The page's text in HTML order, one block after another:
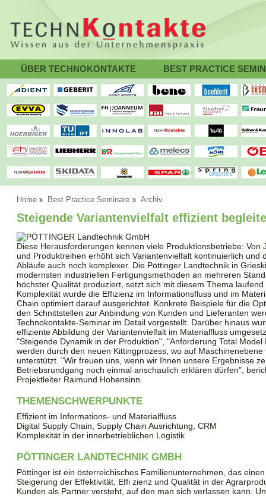
ÜBER TECHNOKONTAKTE BEST PRACTICE
Home Best Practice Seminare Archiv
Steigende Variantenvielfalt effizient
Diese Herausforderungen kennen viele Produktionsbetriebe: Von
und Produktreihen erhöht sich Variantenvielfalt kontinuierlich und
Abläufe auch noch komplexer. Die Pöttinger Landtechnik in
modernsten industriellen Fertigungsmethoden an mehreren
höchster Qualität produziert, setzt sich mit diesem Thema
Komplexität wurde die Effizienz im Informationsfluss und im
Chain optimiert darauf ausgerichtet. Konkrete Beispiele für die
den Schnittstellen zur Anbindung von Kunden und Lieferanten
Technokontakte-Seminar im Detail vorgestellt. Darüber hinaus
effiziente Abbildung der Variantenvielfalt im Materialfluss
"Steigende Dynamik in der Produktion", "Anforderung Total
werden durch den neuen Kittingprozess, wo auf
unterstützt. "Wir freuen uns, wenn wir Ihnen unsere Ergebnisse
Betriebsrundgang noch einmal anschaulich erklären dürfen",
Projektleiter Raimund Hohensinn.
THEMENSCHWERPUNKTE
Effizient im Informations- und Materialfluss
Digital Supply Chain, Supply Chain Ausrichtung, CRM
Komplexität in der innerbetrieblichen Logistik
PÖTTINGER LANDTECHNIK GMBH
Pöttinger ist ein österreichisches Familienunternehmen, das
Steigerung der Effektivität, Effi zienz und Qualität in der
Kunden als Partner versteht, auf den man sich verlassen kann.